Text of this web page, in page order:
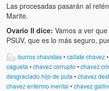
Las procesadas pasarán al
Marite.
Ovario II dice: Vamos a ver
PSUV, que es lo más seguro,
burros chavistas•callate chavez
cagueta •chavez corrupto •chavez
desgraciado hijo de puta •chavez
chavez enfermo mental •chavez